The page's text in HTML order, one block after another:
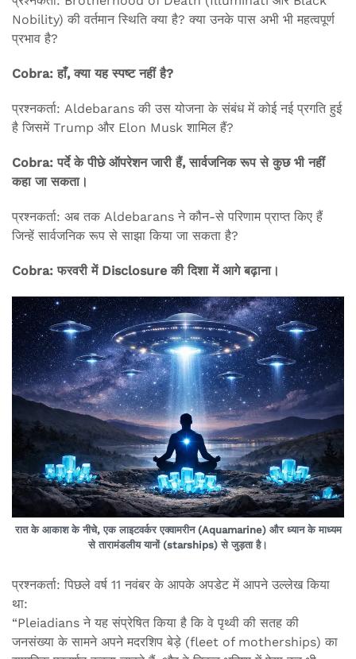
Nobility) की वर्तमान स्थिति क्या है? क्या उनके पास अभी भी महत्वपूर्ण
प्रभाव है?
Cobra: हाँ, क्या यह स्पष्ट नहीं है?
प्रश्नकर्ता: Aldebarans की उस योजना के संबंध में कोई नई प्रगति हुई
है जिसमें Trump और Elon Musk शामिल हैं?
Cobra: पर्दे के पीछे ऑपरेशन जारी हैं, सार्वजनिक रूप से कुछ भी नहीं
कहा जा सकता।
प्रश्नकर्ता: अब तक Aldebarans ने कौन-से परिणाम प्राप्त किए हैं
जिन्हें सार्वजनिक रूप से साझा किया जा सकता है?
Cobra: फरवरी में Disclosure की दिशा में आगे बढ़ाना।
रात के आकाश के नीचे, एक लाइटवर्कर एक्वामरीन (Aquamarine) और ध्यान के माध्यम
से तारामंडलीय यानों (starships) से जुड़ता है।
प्रश्नकर्ता: पिछले वर्ष 11 नवंबर के आपके अपडेट में आपने उल्लेख किया
था:
“Pleiadians ने यह संप्रेषित किया है कि वे पृथ्वी की सतह की
जनसंख्या के सामने अपने मदरशिप बेड़े (fleet of motherships) का